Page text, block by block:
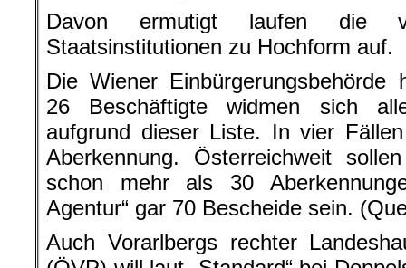
Davon ermutigt laufen die
Staatsinstitutionen zu Hochform auf.
Die Wiener Einbürgerungsbehörde
26 Beschäftigte widmen sich
aufgrund dieser Liste. In vier
Aberkennung. Österreichweit
schon mehr als 30
Agentur“ gar 70 Bescheide sein.
Auch Vorarlbergs rechter